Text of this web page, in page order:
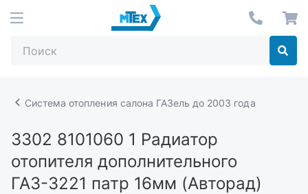
Система отопления салона ГАЗель до 2003 года
3302 8101060 1 Радиатор
отопителя дополнительного
ГАЗ-3221 патр 16мм (Авторад)